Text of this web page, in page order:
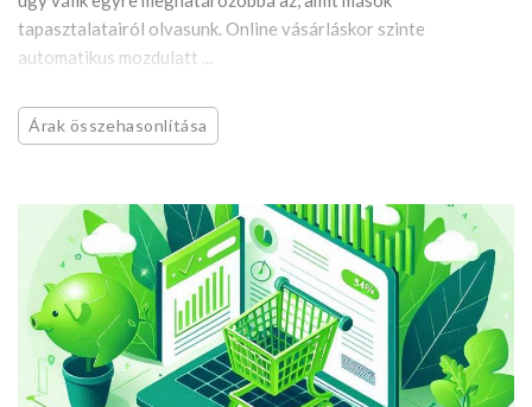
tapasztalatairól olvasunk. Online vásárláskor szinte
automatikus mozdulatt ...
Árak összehasonlítása